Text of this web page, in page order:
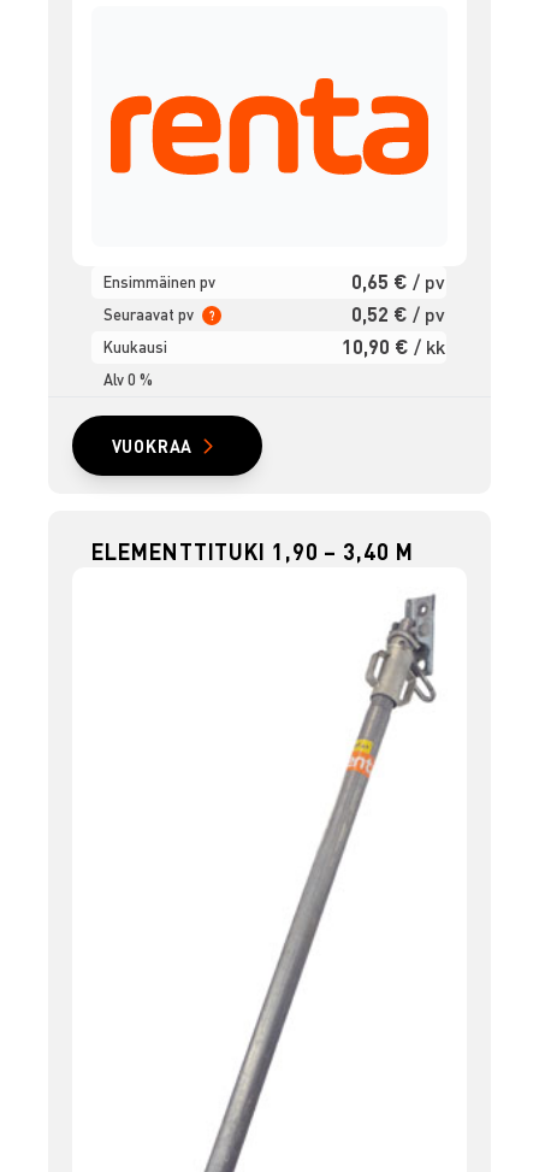
Ensimmäinen pv 0,65 € / pv
Seuraavat pv ? 0,52 € / pv
Kuukausi 10,90 € / kk
Alv 0 %
VUOKRAA
ELEMENTTITUKI 1,90 – 3,40 M